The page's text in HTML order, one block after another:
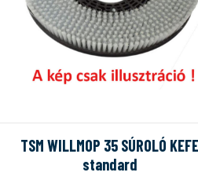
TSM WILLMOP 35 SÚROLÓ KEFE
standard